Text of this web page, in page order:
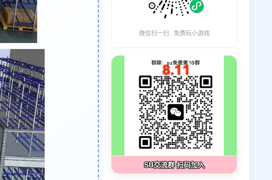
微信扫一扫 · 免费玩小游戏
SU交流群 扫码加入